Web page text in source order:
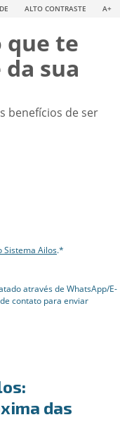
ALTO CONTRASTE A+
que te
sua
benefícios de ser
Sistema Ailos.*
através de WhatsApp/E-
contato para enviar
das